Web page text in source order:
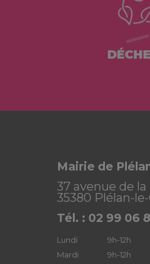
Mairie de
37 avenue de
35380 Plélan-
Tél. : 02 99 06
Lundi 9h-12h
Mardi
9h-12h